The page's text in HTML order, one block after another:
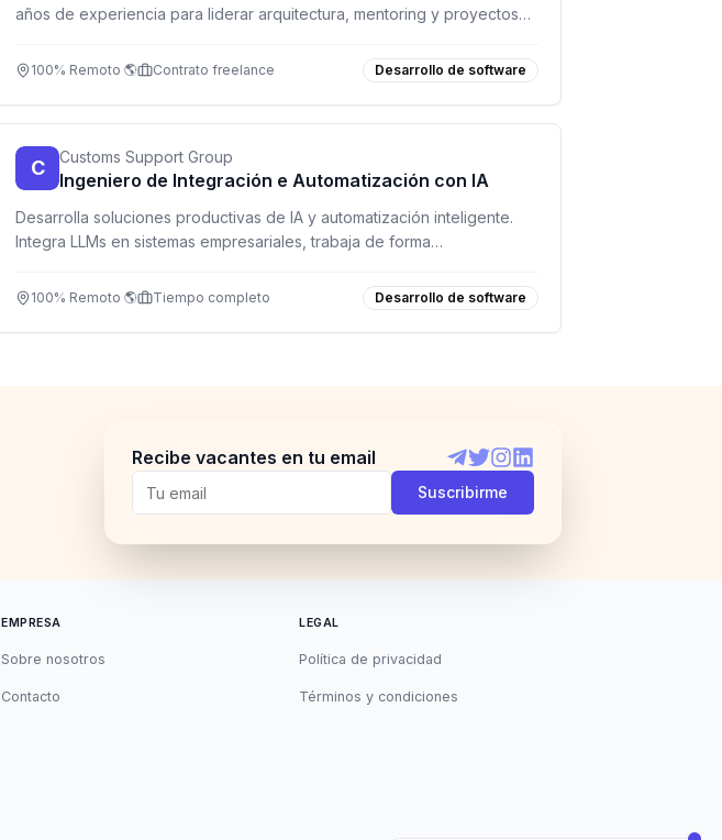
años de experiencia para liderar arquitectura, mentoring y proyectos
100% Remoto 🌎 Contrato freelance Desarrollo de software
C Customs Support Group
Ingeniero de Integración e Automatización con IA
Desarrolla soluciones productivas de IA y automatización inteligente.
Integra LLMs en sistemas empresariales, trabaja de forma
100% Remoto 🌎 Tiempo completo Desarrollo de software
Recibe vacantes en tu email
Telegram
TwitterInstagram
LinkedIn
Suscribirme
EMPRESA
Sobre nosotros
Contacto
LEGAL
Política de privacidad
Términos y condiciones